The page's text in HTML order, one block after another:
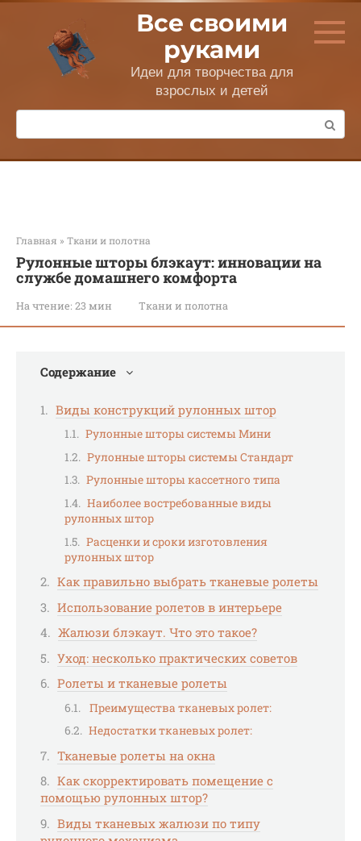
Перейти
контенту
Все своими
руками
Идеи для творчества для
взрослых и детей
Поиск:
Главная » Ткани и полотна
Рулонные шторы блэкаут: инновации на
службе домашнего комфорта
На чтение: 23 мин Ткани и полотна
Содержание
Виды конструкций рулонных штор
Рулонные шторы системы Мини
Рулонные шторы системы Стандарт
Рулонные шторы кассетного типа
Наиболее востребованные виды
рулонных штор
Расценки и сроки изготовления
рулонных штор
Как правильно выбрать тканевые ролеты
Использование ролетов в интерьере
Жалюзи блэкаут. Что это такое?
Уход: несколько практических советов
Ролеты и тканевые ролеты
Преимущества тканевых ролет:
Недостатки тканевых ролет:
Тканевые ролеты на окна
Как скорректировать помещение с
помощью рулонных штор?
Виды тканевых жалюзи по типу